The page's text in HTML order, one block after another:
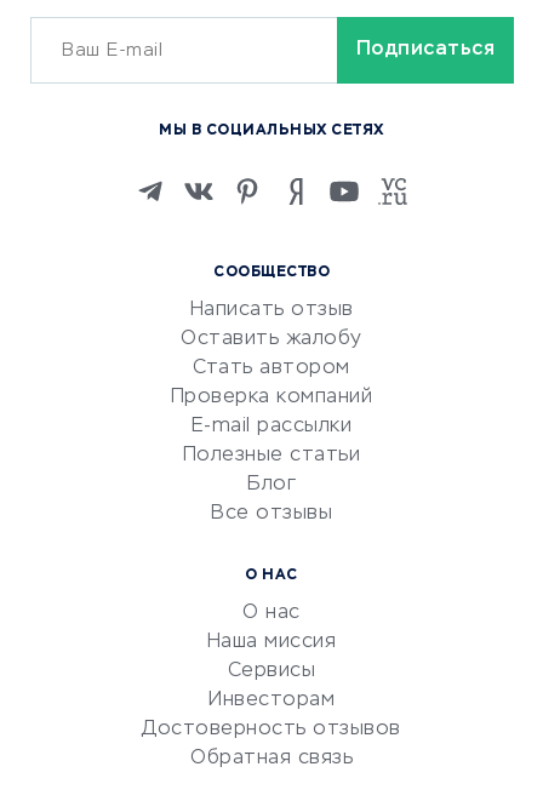
ОБУЧЕНИЕ И РАБОТА
Изучение иностранных
Маркетинг и продажи
Репетиторство
Красота и здоровье
Сервисы по поиску работы
Сетевой маркетинг
УСЛУГИ ДЛЯ БИЗНЕСА
документооборот
Юридические компании
СООБЩЕСТВО
Написать отзыв
Оставить жалобу
Стать автором
Проверка компаний
E-mail рассылки
Полезные статьи
Блог
Все отзывы
О НАС
О нас
Наша миссия
Сервисы
Инвесторам
Достоверность отзывов
Обратная связь
МЫ В СОЦИАЛЬНЫХ СЕТЯХ